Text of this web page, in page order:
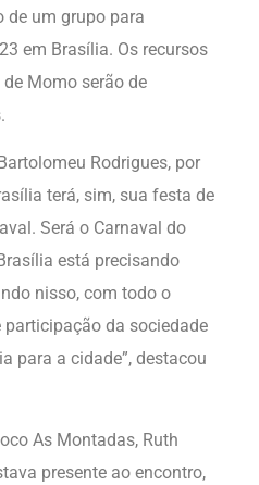
de um grupo para
em Brasília. Os recursos
Momo serão de
Rodrigues, por
terá, sim, sua festa de
Será o Carnaval do
está precisando
nisso, com todo o
da sociedade
para a cidade”, destacou
As Montadas, Ruth
presente ao encontro,